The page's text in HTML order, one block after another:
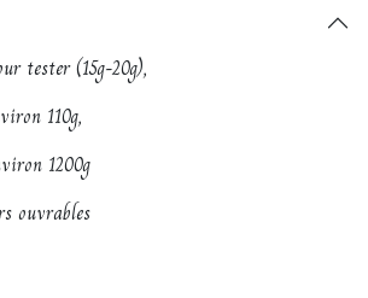
tester (15g-20g),
110g,
1200g
ouvrables